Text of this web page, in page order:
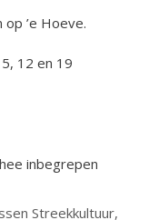
’e Hoeve.
12 en 19
inbegrepen
Streekkultuur,